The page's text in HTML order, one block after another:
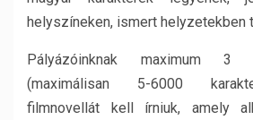
helyszíneken, ismert helyzetekben
Pályázóinknak maximum 3
(maximálisan 5-6000
filmnovellát kell írniuk, amely